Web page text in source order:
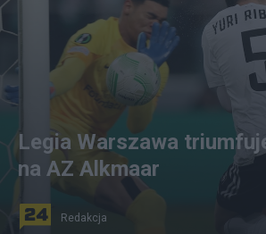
Legia Warszawa
na AZ Alkmaar
Redakcja